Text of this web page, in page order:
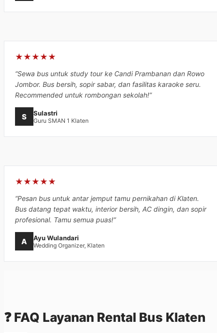
★★★★★
“Sewa bus untuk study tour ke Candi Prambanan dan Rowo
Jombor. Bus bersih, sopir sabar, dan fasilitas karaoke seru.
Recommended untuk rombongan sekolah!”
S Sulastri
Guru SMAN 1 Klaten
★★★★★
“Pesan bus untuk antar jemput tamu pernikahan di Klaten.
Bus datang tepat waktu, interior bersih, AC dingin, dan sopir
profesional. Tamu semua puas!”
A Ayu Wulandari
Wedding Organizer, Klaten
❓ FAQ Layanan Rental Bus Klaten